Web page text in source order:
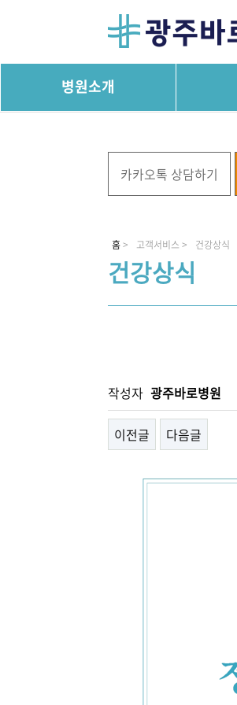
병원소개
카카오톡 상담하기
홈> 고객서비스 > 건강상식
건강상식
작성자 광주바로병원
이전글 다음글